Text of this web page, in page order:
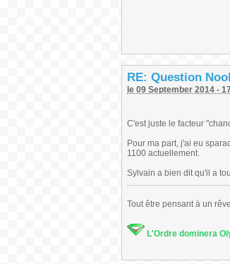
RE: Question
le 09 September 2014 -
C'est juste le facteur
Pour ma part, j'ai eu
1100 actuellement.
Sylvain a bien dit qu'il a
Tout être pensant à un
L'Ordre dominera